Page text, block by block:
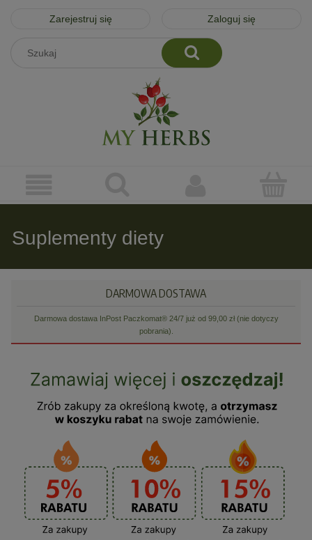
Zarejestruj się Zaloguj się
Suplementy diety
DARMOWA DOSTAWA
Darmowa dostawa InPost Paczkomat® 24/7 już od 99,00 zł (nie dotyczy
pobrania).